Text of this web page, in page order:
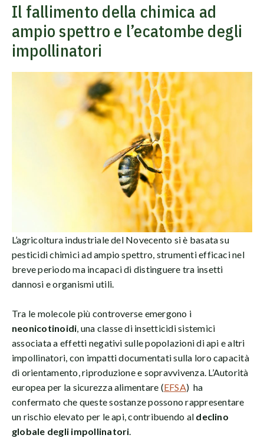
Il fallimento della chimica ad
ampio spettro e l’ecatombe degli
impollinatori
L’agricoltura industriale del Novecento si è basata su
pesticidi chimici ad ampio spettro, strumenti efficaci nel
breve periodo ma incapaci di distinguere tra insetti
dannosi e organismi utili.
Tra le molecole più controverse emergono i
neonicotinoidi, una classe di insetticidi sistemici
associata a effetti negativi sulle popolazioni di api e altri
impollinatori, con impatti documentati sulla loro capacità
di orientamento, riproduzione e sopravvivenza. L’Autorità
europea per la sicurezza alimentare (EFSA) ha
confermato che queste sostanze possono rappresentare
un rischio elevato per le api, contribuendo al declino
globale degli impollinatori.